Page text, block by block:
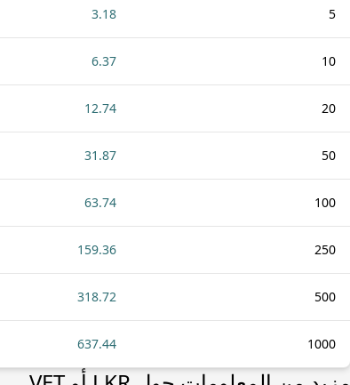
5
3.18
10
6.37
20
12.74
50
31.87
100
63.74
250
159.36
500
318.72
1000
637.44